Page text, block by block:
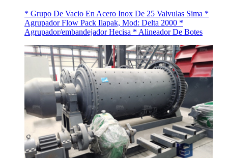
* Grupo De Vacio En Acero Inox De 25 Valvulas Sima *
Agrupador Flow Pack Ilapak, Mod: Delta 2000 *
Agrupador/embandejador Hecisa * Alineador De Botes